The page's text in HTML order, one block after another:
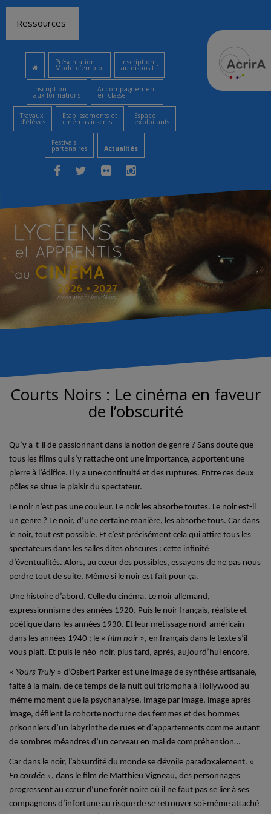
contenu
Ressources
Présentation
Mode d’emploi
Inscription
au dispositif
Inscription
aux formations
Accompagnement
en classe
Travaux
d’élèves
Etablissements et
cinémas inscrits
Espace
exploitants
Festivals
partenaires Actualités
Courts Noirs : Le cinéma en faveur
de l’obscurité
Qu’y a-t-il de passionnant dans la notion de genre ? Sans doute que
tous les films qui s’y rattache ont une importance, apportent une
pierre à l’édifice. Il y a une continuité et des ruptures. Entre ces deux
pôles se situe le plaisir du spectateur.
Le noir n’est pas une couleur. Le noir les absorbe toutes. Le noir est-il
un genre ? Le noir, d’une certaine manière, les absorbe tous. Car dans
le noir, tout est possible. Et c’est précisément cela qui attire tous les
spectateurs dans les salles dites obscures : cette infinité
d’éventualités. Alors, au cœur des possibles, essayons de ne pas nous
perdre tout de suite. Même si le noir est fait pour ça.
Une histoire d’abord. Celle du cinéma. Le noir allemand,
expressionnisme des années 1920. Puis le noir français, réaliste et
poétique dans les années 1930. Et leur métissage nord-américain
dans les années 1940 : le « film noir », en français dans le texte s’il
vous plait. Et puis le néo-noir, plus tard, après, aujourd’hui encore.
« Yours Truly » d’Osbert Parker est une image de synthèse artisanale,
faite à la main, de ce temps de la nuit qui triompha à Hollywood au
même moment que la psychanalyse. Image par image, image après
image, défilent la cohorte nocturne des femmes et des hommes
prisonniers d’un labyrinthe de rues et d’appartements comme autant
de sombres méandres d’un cerveau en mal de compréhension…
Car dans le noir, l’absurdité du monde se dévoile paradoxalement. «
En cordée », dans le film de Matthieu Vigneau, des personnages
progressent au cœur d’une forêt noire où il ne faut pas se lier à ses
compagnons d’infortune au risque de se retrouver soi-même attaché